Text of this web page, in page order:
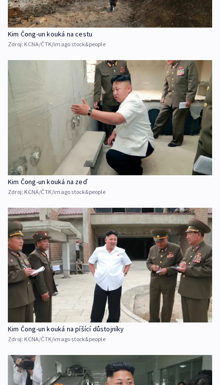
Kim Čong-un kouká na cestu
Zdroj: KCNA/ČTK/imago stock&people
Kim Čong-un kouká na zeď
Zdroj: KCNA/ČTK/imago stock&people
Kim Čong-un kouká na píšící důstojníky
Zdroj: KCNA/ČTK/imago stock&people